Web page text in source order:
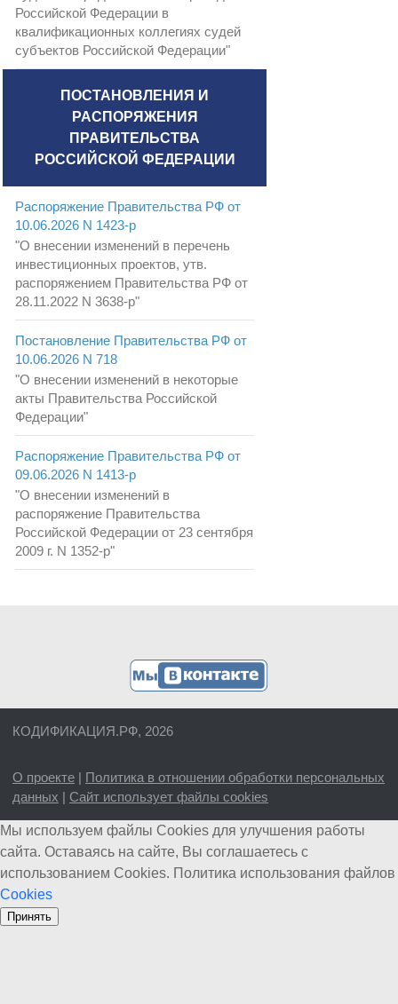
Российской Федерации в
квалификационных коллегиях судей
субъектов Российской Федерации"
ПОСТАНОВЛЕНИЯ И
РАСПОРЯЖЕНИЯ
ПРАВИТЕЛЬСТВА
РОССИЙСКОЙ ФЕДЕРАЦИИ
Распоряжение Правительства РФ от
10.06.2026 N 1423-р
"О внесении изменений в перечень
инвестиционных проектов, утв.
распоряжением Правительства РФ от
28.11.2022 N 3638-р"
Постановление Правительства РФ от
10.06.2026 N 718
"О внесении изменений в некоторые
акты Правительства Российской
Федерации"
Распоряжение Правительства РФ от
09.06.2026 N 1413-р
"О внесении изменений в
распоряжение Правительства
Российской Федерации от 23 сентября
2009 г. N 1352-р"
КОДИФИКАЦИЯ.РФ, 2026
О проекте | Политика в отношении обработки персональных
данных | Сайт использует файлы cookies
Мы используем файлы Cookies для улучшения работы
сайта. Оставаясь на сайте, Вы соглашаетесь с
использованием Cookies. Политика использования файлов
Cookies
Принять